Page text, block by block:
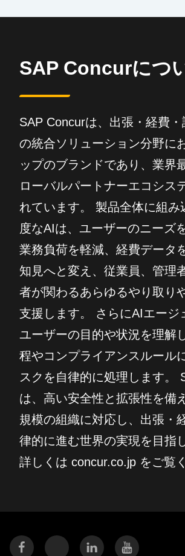
SAP Concurにつ
SAP Concurは、出張・経費・
の統合ソリューション分野に
ップのブランドであり、業界
ローバルパートナーエコシス
れています。 製品全体に組み
度なAIは、ユーザーのニーズ
業務負荷を軽減、経費データ
知見へと変え、従業員、管理
者が関わるあらゆるやり取り
支援します。 さらにAIエージ
ユーザーの目的や状況を理解
程やコンプライアンスルール
スクを自律的に処理します。
は、高い安全性と拡張性を備
規模の組織に対応し、出張・
律的に進む世界の実現を目指
詳しくは concur.co.jp をご覧